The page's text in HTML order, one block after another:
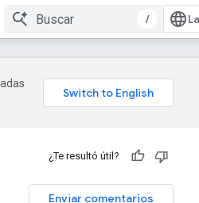
/
¿Te resultó útil?
Enviar comentarios